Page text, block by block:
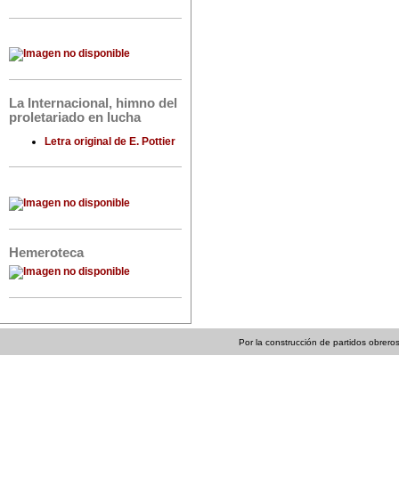
La Internacional, himno del
proletariado en lucha
Letra original de E. Pottier
Hemeroteca
Por la construcción de partidos